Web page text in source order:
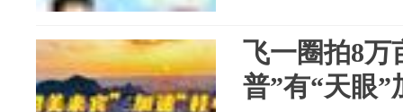
飞一圈拍8万
普”有“天眼”